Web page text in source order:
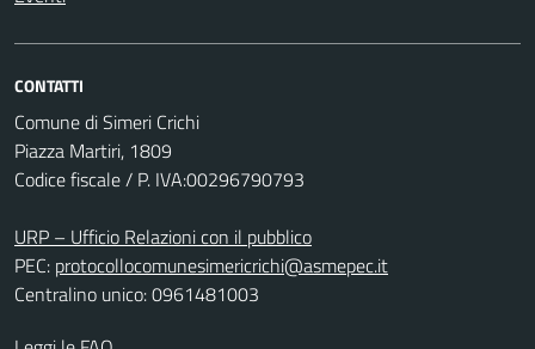
CONTATTI
Comune di Simeri Crichi
Piazza Martiri, 1809
Codice fiscale / P. IVA:00296790793
URP – Ufficio Relazioni con il pubblico
PEC: protocollocomunesimericrichi@asmepec.it
Centralino unico: 0961481003